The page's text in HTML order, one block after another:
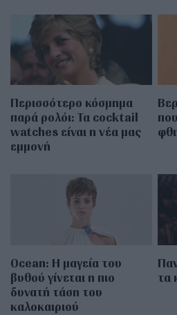
Περισσότερο κόσμημα
παρά ρολόι: Τα cocktail
watches είναι η νέα μας
εμμονή
Οcean: Η μαγεία του
βυθού γίνεται η πιο
δυνατή τάση του
καλοκαιριού
τα